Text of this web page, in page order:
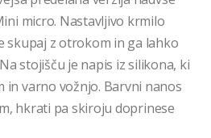
micro. Nastavljivo krmilo
skupaj z otrokom in ga lahko
stojišču je napis iz silikona, ki
varno vožnjo. Barvni nanos
hkrati pa skiroju doprinese